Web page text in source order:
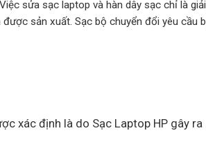
sửa sạc laptop và hàn dây sạc chỉ là
sản xuất. Sạc bộ chuyển đổi yêu cầu
xác định là do Sạc Laptop HP gây ra